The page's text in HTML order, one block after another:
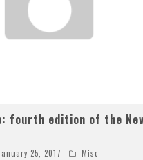
fourth edition of the
25, 2017 Misc